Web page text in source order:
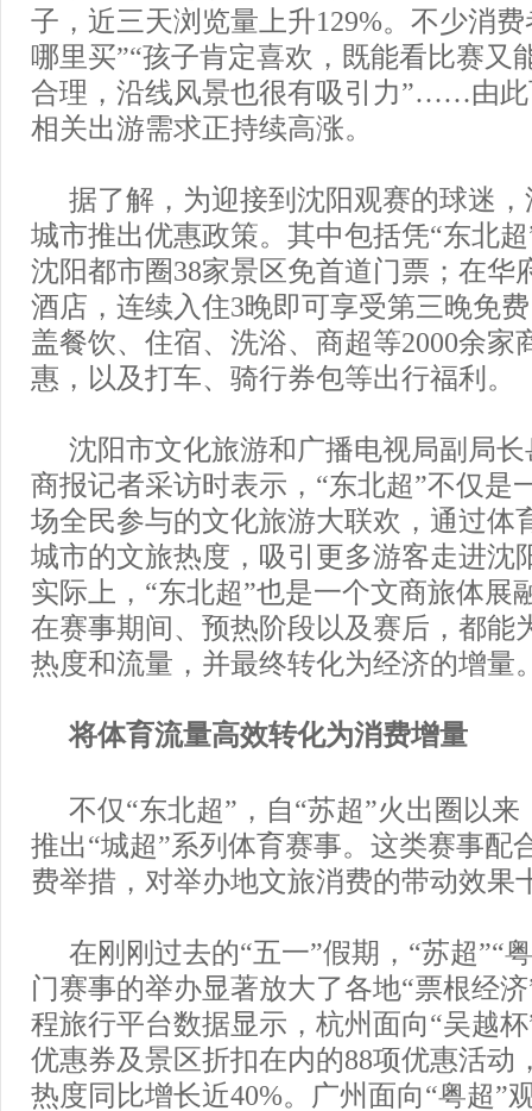
子，近三天浏览量上升129%。不少消
哪里买”“孩子肯定喜欢，既能看比赛又
合理，沿线风景也很有吸引力”……由此
相关出游需求正持续高涨。
据了解，为迎接到沈阳观赛的球迷
城市推出优惠政策。其中包括凭“东北
沈阳都市圈38家景区免首道门票；在华
酒店，连续入住3晚即可享受第三晚免
盖餐饮、住宿、洗浴、商超等2000余家
惠，以及打车、骑行券包等出行福利。
沈阳市文化旅游和广播电视局副局
商报记者采访时表示，“东北超”不仅是
场全民参与的文化旅游大联欢，通过体
城市的文旅热度，吸引更多游客走进沈
实际上，“东北超”也是一个文商旅体展
在赛事期间、预热阶段以及赛后，都能
热度和流量，并最终转化为经济的增量
将体育流量高效转化为消费增量
不仅“东北超”，自“苏超”火出圈以
推出“城超”系列体育赛事。这类赛事配
费举措，对举办地文旅消费的带动效果
在刚刚过去的“五一”假期，“苏超”“
门赛事的举办显著放大了各地“票根经
程旅行平台数据显示，杭州面向“吴越
优惠券及景区折扣在内的88项优惠活动
热度同比增长近40%。广州面向“粤超”